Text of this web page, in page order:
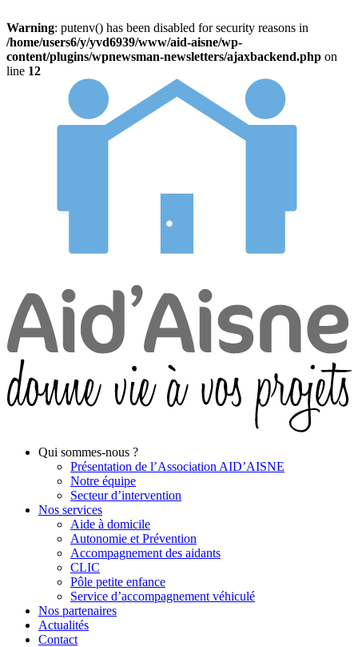
Warning: putenv() has been disabled for security reasons in
/home/users6/y/yvd6939/www/aid-aisne/wp-
content/plugins/wpnewsman-newsletters/ajaxbackend.php on
line 12
Qui sommes-nous ?
Présentation de l’Association AID’AISNE
Notre équipe
Secteur d’intervention
Nos services
Aide à domicile
Autonomie et Prévention
Accompagnement des aidants
CLIC
Pôle petite enfance
Service d’accompagnement véhiculé
Nos partenaires
Actualités
Contact